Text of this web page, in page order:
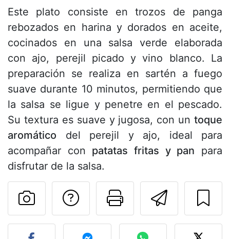
Este plato consiste en trozos de panga
rebozados en harina y dorados en aceite,
cocinados en una salsa verde elaborada
con ajo, perejil picado y vino blanco. La
preparación se realiza en sartén a fuego
suave durante 10 minutos, permitiendo que
la salsa se ligue y penetre en el pescado.
Su textura es suave y jugosa, con un toque
aromático del perejil y ajo, ideal para
acompañar con patatas fritas y pan para
disfrutar de la salsa.
Imprimir
Preguntar al autor
Publicar la foto de esta